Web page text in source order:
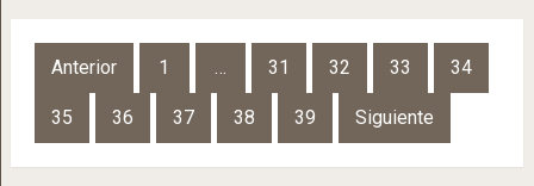
Navegación
de
entradas
Anterior 1 … 31 32 33 34
35 36 37 38 39 Siguiente